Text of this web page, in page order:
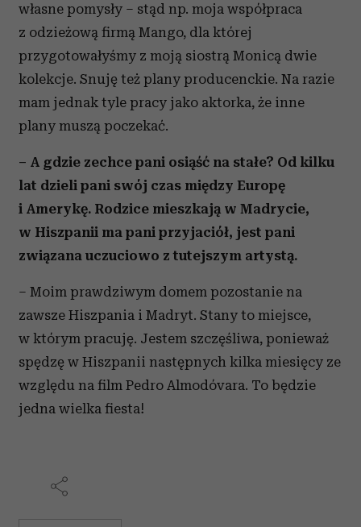
własne pomysły – stąd np. moja współpraca
z odzieżową firmą Mango, dla której
przygotowałyśmy z moją siostrą Monicą dwie
kolekcje. Snuję też plany producenckie. Na razie
mam jednak tyle pracy jako aktorka, że inne
plany muszą poczekać.
– A gdzie zechce pani osiąść na stałe? Od kilku
lat dzieli pani swój czas między Europę
i Amerykę. Rodzice mieszkają w Madrycie,
w Hiszpanii ma pani przyjaciół, jest pani
związana uczuciowo z tutejszym artystą.
– Moim prawdziwym domem pozostanie na
zawsze Hiszpania i Madryt. Stany to miejsce,
w którym pracuję. Jestem szczęśliwa, ponieważ
spędzę w Hiszpanii następnych kilka miesięcy ze
względu na film Pedro Almodóvara. To będzie
jedna wielka fiesta!